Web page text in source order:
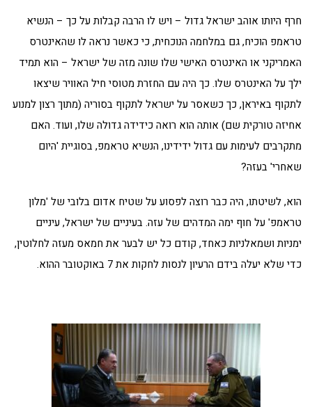
חרף היותו אוהב ישראל גדול – ויש לו הרבה קבלות על כך – הנשיא
טראמפ הוכיח, גם במלחמה הנוכחית, כי כאשר נראה לו שהאינטרס
האמריקני או האינטרס האישי שלו שונה מזה של ישראל – הוא תמיד
ילך על האינטרס שלו. כך היה עם החזרת מטוסי חיל האוויר שיצאו
לתקוף באיראן, כך כשאסר על ישראל לתקוף בסוריה (מתוך רצון למנוע
אחיזה טורקית שם) אותה הוא רואה כידידה גדולה שלו, ועוד. האם
מתקרבים לעימות עם גדול ידידינו, הנשיא טראמפ, בסוגיית 'היום
שאחרי' בעזה?
הוא, לשיטתו, היה כבר רוצה לפסוע על שטיח אדום בלובי של 'מלון
טראמפ' על חוף ימה המדהים של עזה. בעיניים של ישראל, עיניים
ימניות ושמאלניות כאחד, קודם כל יש לבער את חמאס מעזה לחלוטין,
כדי שלא יעלה בידם הרעיון לנסות לחקות את 7 באוקטובר ההוא.